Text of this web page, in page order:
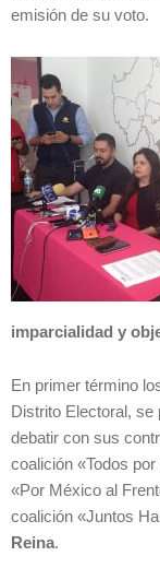
emisión de su voto.
imparcialidad y
En primer término
Distrito Electoral,
debatir con sus
coalición «Todos
«Por México al
coalición «Juntos
Reina.